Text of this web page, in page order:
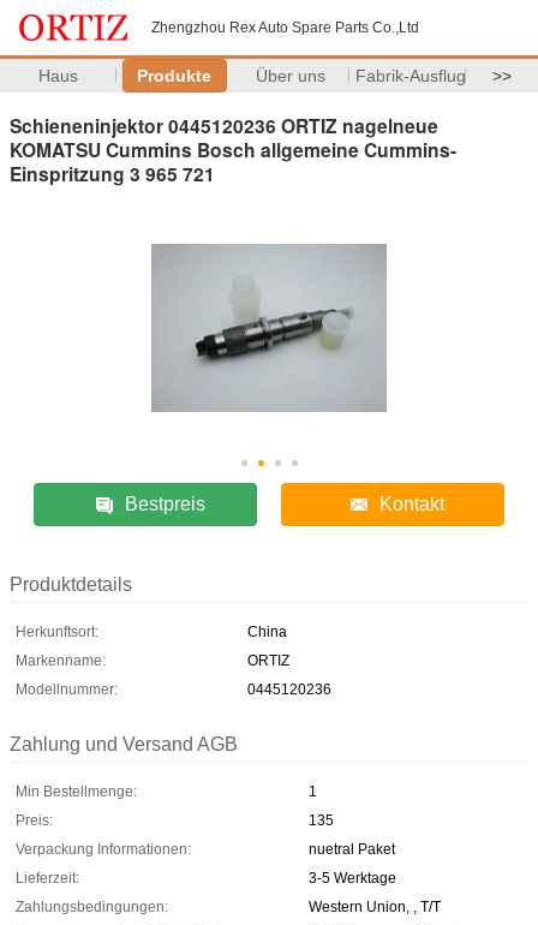
Zhengzhou Rex Auto Spare Parts Co.,Ltd
Haus Produkte Über uns Fabrik-Ausflug >>
Schieneninjektor 0445120236 ORTIZ nagelneue
KOMATSU Cummins Bosch allgemeine Cummins-
Einspritzung 3 965 721
Bestpreis Kontakt
Produktdetails
Herkunftsort:
China
Markenname:
ORTIZ
Modellnummer:
0445120236
Zahlung und Versand AGB
Min Bestellmenge:
1
Preis:
135
Verpackung Informationen:
nuetral Paket
Lieferzeit:
3-5 Werktage
Zahlungsbedingungen:
Western Union, , T/T